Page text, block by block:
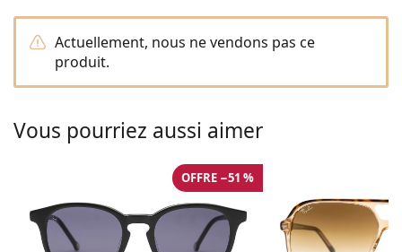
Prada
Toutes les marques
Actuellement, nous ne vendons pas ce
produit.
Vous pourriez aussi aimer
OFFRE −51 %